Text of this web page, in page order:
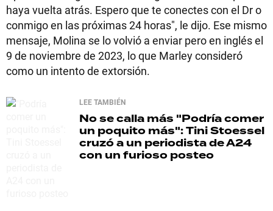
haya vuelta atrás. Espero que te conectes con el Dr o
conmigo en las próximas 24 horas", le dijo. Ese mismo
mensaje, Molina se lo volvió a enviar pero en inglés el
9 de noviembre de 2023, lo que Marley consideró
como un intento de extorsión.
LEE TAMBIÉN
No se calla más "Podría comer
un poquito más": Tini Stoessel
cruzó a un periodista de A24
con un furioso posteo